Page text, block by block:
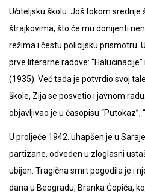
Učiteljsku školu. Još tokom srednje
štrajkovima, što će mu donijenti
režima i čestu policijsku prismotru.
prve literarne radove:
(1935). Već tada je potvrdio svoj
škole, Zija se posvetio i javnom
objavljivao je u časopisu “Putokaz”,
U proljeće 1942. uhapšen je u
partizane, odveden u zloglasni
ubijen. Tragična smrt pogodila je i
dana u Beogradu, Branka Ćopića,